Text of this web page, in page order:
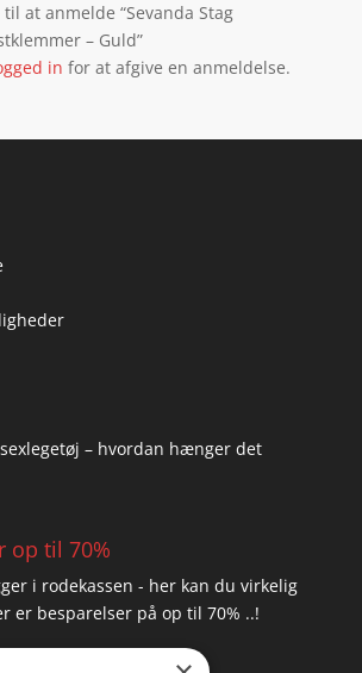
at anmelde “Sevanda Stag
– Guld”
in for at afgive en anmeldelse.
– hvordan hænger det
op til 70%
i rodekassen - her kan du virkelig
er besparelser på op til 70% ..!